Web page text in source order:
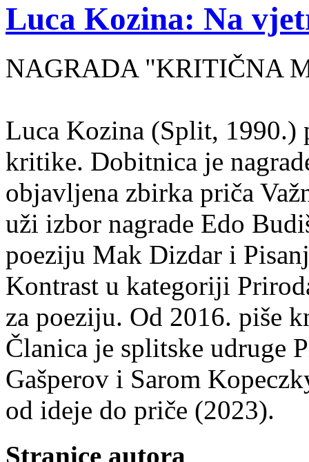
Luca Kozina: Na
NAGRADA "KRITIČNA
Luca Kozina (Split, 1990.)
kritike. Dobitnica je
objavljena zbirka priča
uži izbor nagrade Edo
poeziju Mak Dizdar i
Kontrast u kategoriji
za poeziju. Od 2016. piše
Članica je splitske udruge
Gašperov i Sarom
od ideje do priče (2023).
Stranice autora